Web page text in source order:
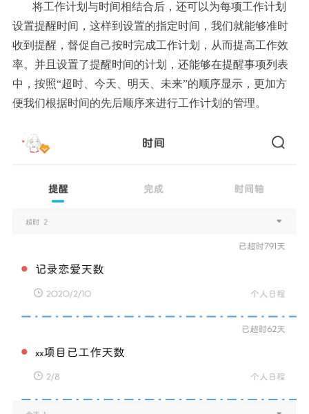
将工作计划与时间相结合后，还可以为每项工作计划
设置提醒时间，这样到设置的指定时间，我们就能够准时
收到提醒，督促自己按时完成工作计划，从而提高工作效
率。并且设置了提醒时间的计划，还能够在提醒事项列表
中，按照“超时、今天、明天、未来”的顺序显示，更加方
便我们根据时间的先后顺序来进行工作计划的管理。